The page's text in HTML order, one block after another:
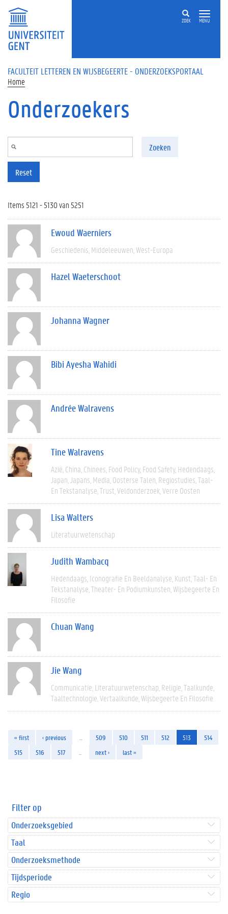
Overslaan en naar de inhoud gaan
ZOEK MENU
FACULTEIT LETTEREN EN WIJSBEGEERTE - ONDERZOEKSPORTAAL
Home
Onderzoekers
Zoeken
Reset
Items 5121 - 5130 van 5251
Ewoud Waerniers
Geschiedenis Middeleeuwen West-Europa
Hazel Waeterschoot
Johanna Wagner
Bibi Ayesha Wahidi
Andrée Walravens
Tine Walravens
Azië China Chinees Food Policy Food Safety Hedendaags
Japan Japans Media Oosterse Talen Regiostudies Taal-
En Tekstanalyse Trust Veldonderzoek Verre Oosten
Lisa Walters
Literatuurwetenschap
Judith Wambacq
Hedendaags Iconografie En Beeldanalyse Kunst Taal- En
Tekstanalyse Theater- En Podiumkunsten Wijsbegeerte En
Filosofie
Chuan Wang
Jie Wang
Communicatie Literatuurwetenschap Religie Taalkunde
Taaltechnologie Vertaalkunde Wijsbegeerte En Filosofie
« first ‹ previous 509 510 511 512 513
514
515
516 517 next › last »
Filter op
Onderzoeksgebied
Taal
Onderzoeksmethode
Tijdsperiode
Regio